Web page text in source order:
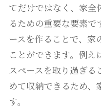
てだけではなく、家全
るための重要な要素
ースを作ることで、家
ことができます。例
スペースを取り過ぎる
めて収納できるため、
す。